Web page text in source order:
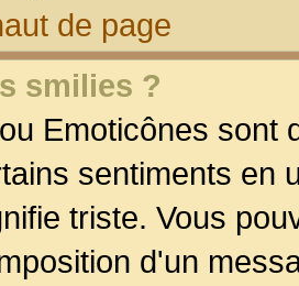
de page
smilies ?
Emoticônes sont
sentiments en
triste. Vous
d'un